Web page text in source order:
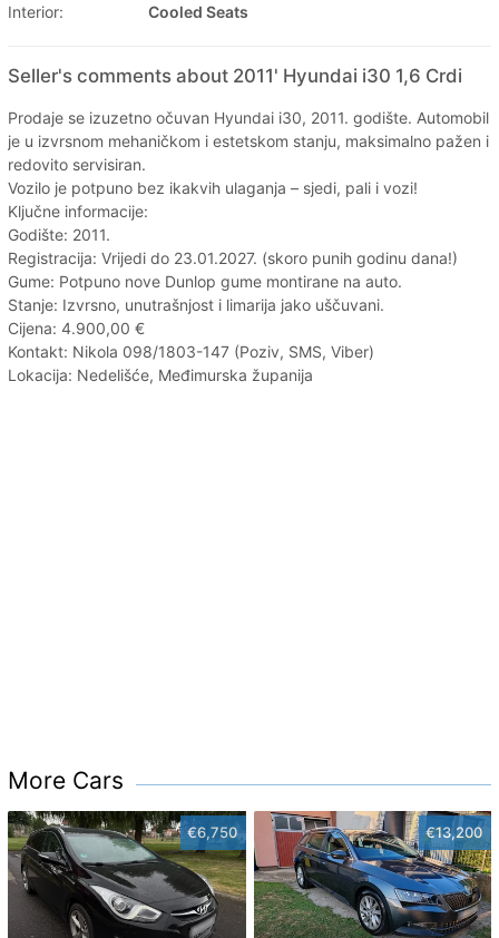
Interior:
Cooled Seats
Seller's comments about 2011' Hyundai i30 1,6 Crdi
Prodaje se izuzetno očuvan Hyundai i30, 2011. godište. Automobil
je u izvrsnom mehaničkom i estetskom stanju, maksimalno pažen i
redovito servisiran.
Vozilo je potpuno bez ikakvih ulaganja – sjedi, pali i vozi!
Ključne informacije:
Godište: 2011.
Registracija: Vrijedi do 23.01.2027. (skoro punih godinu dana!)
Gume: Potpuno nove Dunlop gume montirane na auto.
Stanje: Izvrsno, unutrašnjost i limarija jako uščuvani.
Cijena: 4.900,00 €
Kontakt: Nikola 098/1803-147 (Poziv, SMS, Viber)
Lokacija: Nedelišće, Međimurska županija
More Cars
€6,750 €13,200